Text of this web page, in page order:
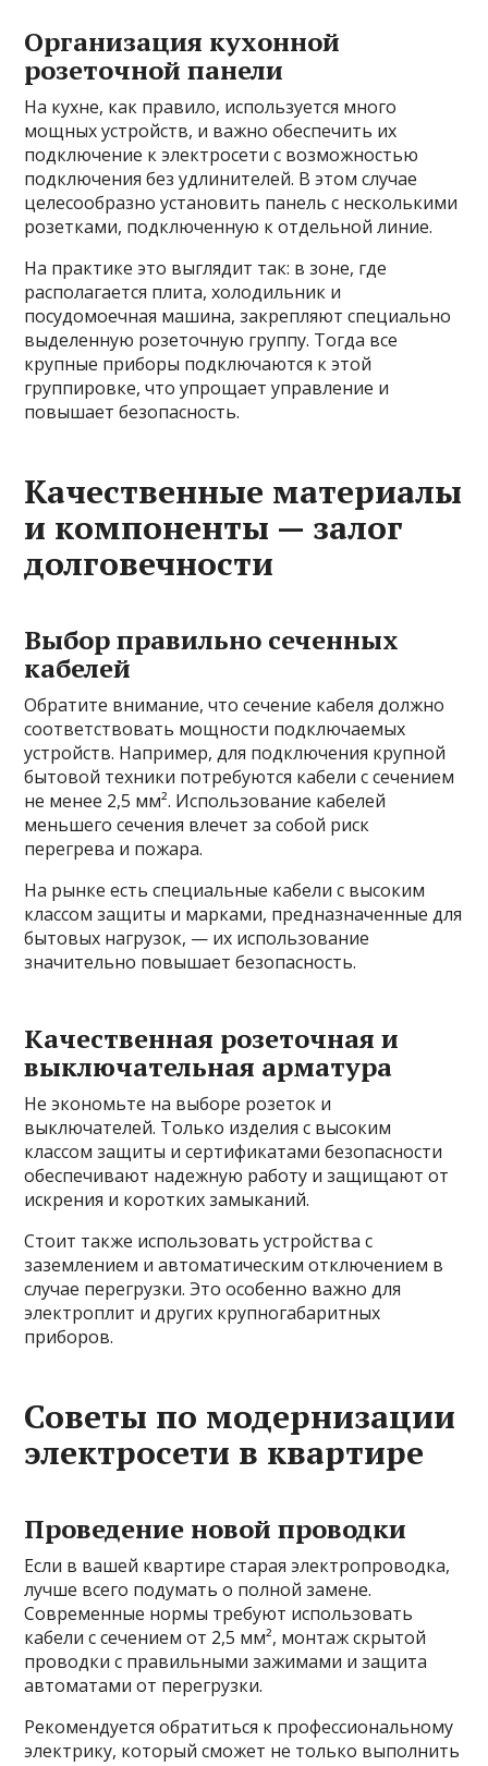
Организация кухонной
розеточной панели
На кухне, как правило, используется много
мощных устройств, и важно обеспечить их
подключение к электросети с возможностью
подключения без удлинителей. В этом случае
целесообразно установить панель с несколькими
розетками, подключенную к отдельной линие.
На практике это выглядит так: в зоне, где
располагается плита, холодильник и
посудомоечная машина, закрепляют специально
выделенную розеточную группу. Тогда все
крупные приборы подключаются к этой
группировке, что упрощает управление и
повышает безопасность.
Качественные материалы
и компоненты — залог
долговечности
Выбор правильно сеченных
кабелей
Обратите внимание, что сечение кабеля должно
соответствовать мощности подключаемых
устройств. Например, для подключения крупной
бытовой техники потребуются кабели с сечением
не менее 2,5 мм². Использование кабелей
меньшего сечения влечет за собой риск
перегрева и пожара.
На рынке есть специальные кабели с высоким
классом защиты и марками, предназначенные для
бытовых нагрузок, — их использование
значительно повышает безопасность.
Качественная розеточная и
выключательная арматура
Не экономьте на выборе розеток и
выключателей. Только изделия с высоким
классом защиты и сертификатами безопасности
обеспечивают надежную работу и защищают от
искрения и коротких замыканий.
Стоит также использовать устройства с
заземлением и автоматическим отключением в
случае перегрузки. Это особенно важно для
электроплит и других крупногабаритных
приборов.
Советы по модернизации
электросети в квартире
Проведение новой проводки
Если в вашей квартире старая электропроводка,
лучше всего подумать о полной замене.
Современные нормы требуют использовать
кабели с сечением от 2,5 мм², монтаж скрытой
проводки с правильными зажимами и защита
автоматами от перегрузки.
Рекомендуется обратиться к профессиональному
электрику, который сможет не только выполнить